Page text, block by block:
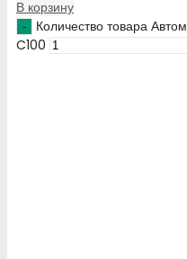
В корзину
Количество товара
C100